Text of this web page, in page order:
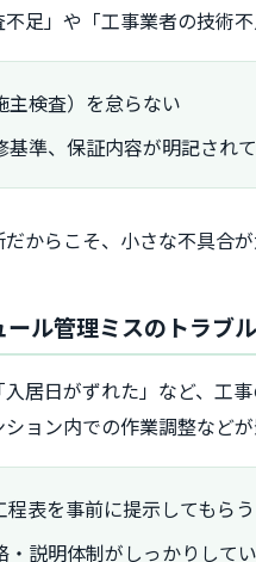
足」や「工事業者の技術
主検査）を怠らない
基準、保証内容が明記され
からこそ、小さな不具合
ル管理ミスのトラブ
居日がずれた」など、工
ョン内での作業調整など
表を事前に提示してもらう
説明体制がしっかりして